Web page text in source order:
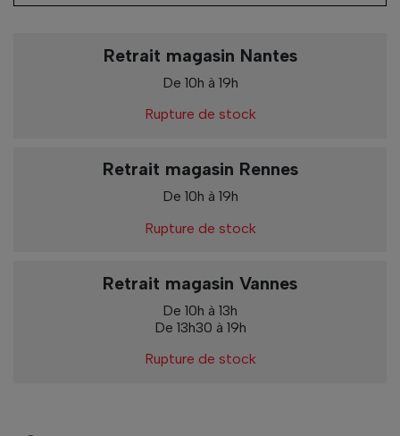
Retrait magasin Nantes
De 10h à 19h
Rupture de stock
Retrait magasin Rennes
De 10h à 19h
Rupture de stock
Retrait magasin Vannes
De 10h à 13h
De 13h30 à 19h
Rupture de stock